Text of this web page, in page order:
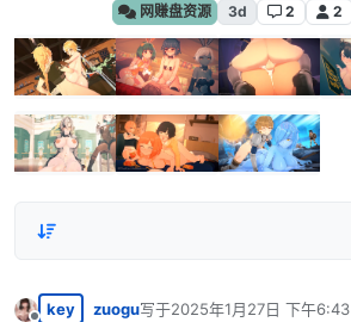
网赚盘资源 3d 2 2
key zuogu写于2025年1月27日 下午6:43